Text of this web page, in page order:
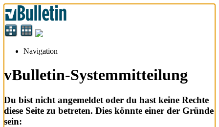
Navigation
vBulletin-Systemmitteilung
Du bist nicht angemeldet oder du hast keine Rechte
diese Seite zu betreten. Dies könnte einer der Gründe
sein: